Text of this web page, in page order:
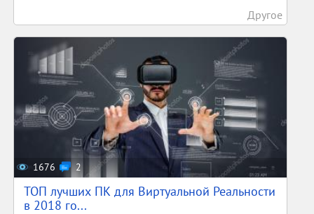
Другое
1676 2
ТОП лучших ПК для Виртуальной Реальности
в 2018 го...